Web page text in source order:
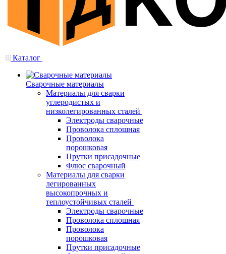
Каталог
Сварочные материалы
Материалы для сварки
углеродистых и
низколегированных сталей
Электроды сварочные
Проволока сплошная
Проволока
порошковая
Прутки присадочные
Флюс сварочный
Материалы для сварки
легированных
высокопрочных и
теплоустойчивых сталей
Электроды сварочные
Проволока сплошная
Проволока
порошковая
Прутки присадочные